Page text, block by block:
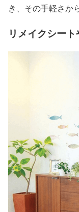
き、その手軽さか
リメイクシー